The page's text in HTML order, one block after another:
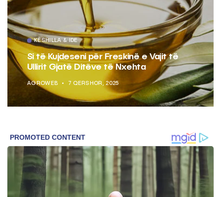
KËSHILLA & IDE
Si të Kujdeseni për Freskinë e Vajit të
Ullirit Gjatë Ditëve të Nxehta
AGROWEB 7 QERSHOR, 2025